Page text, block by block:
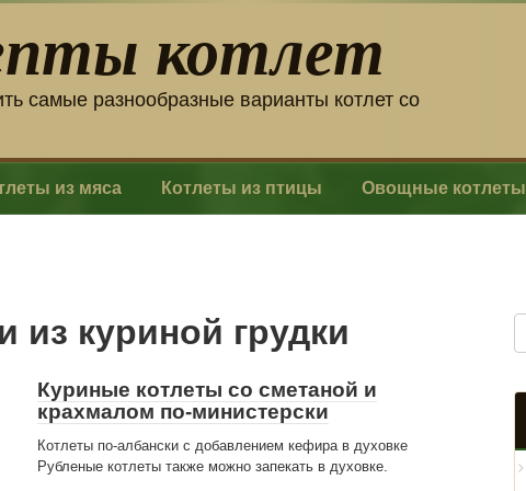
котлет
самые разнообразные варианты котлет со
из мяса Котлеты из птицы Овощные котлеты
из куриной грудки
Куриные котлеты со сметаной и
крахмалом по-министерски
Котлеты по-албански с добавлением кефира в духовке
Рубленые котлеты также можно запекать в духовке.